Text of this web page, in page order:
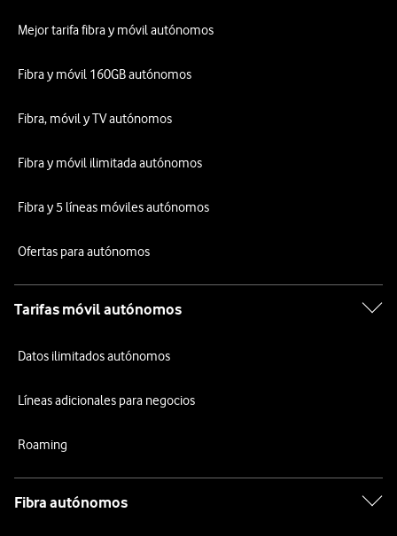
Mejor tarifa fibra y móvil autónomos
Fibra y móvil 160GB autónomos
Fibra, móvil y TV autónomos
Fibra y móvil ilimitada autónomos
Fibra y 5 líneas móviles autónomos
Ofertas para autónomos
Tarifas móvil autónomos
Datos ilimitados autónomos
Líneas adicionales para negocios
Roaming
Fibra autónomos